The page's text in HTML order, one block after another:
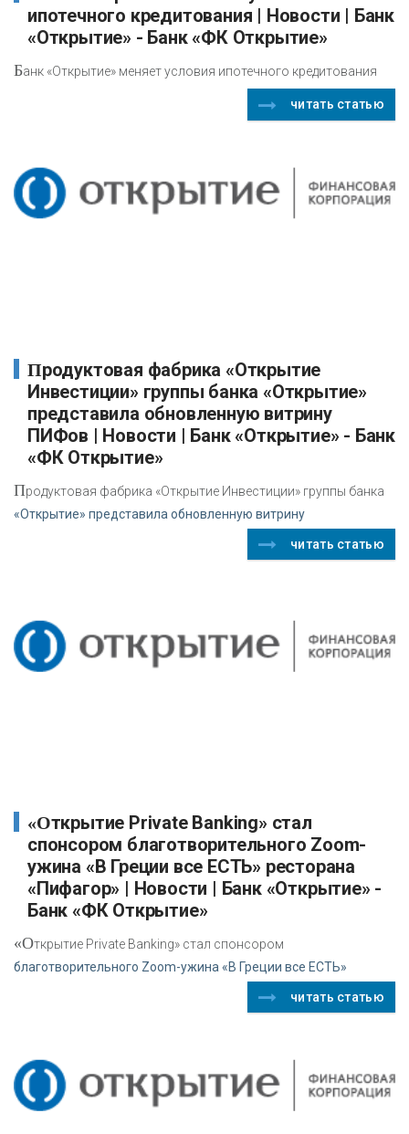
ипотечного кредитования | Новости | Банк
«Открытие» - Банк «ФК Открытие»
Банк «Открытие» меняет условия ипотечного кредитования
читать статью
Продуктовая фабрика «Открытие
Инвестиции» группы банка «Открытие»
представила обновленную витрину
ПИФов | Новости | Банк «Открытие» - Банк
«ФК Открытие»
Продуктовая фабрика «Открытие Инвестиции» группы банка
«Открытие» представила обновленную витрину
читать статью
«Открытие Private Banking» стал
спонсором благотворительного Zoom-
ужина «В Греции все ЕСТЬ» ресторана
«Пифагор» | Новости | Банк «Открытие» -
Банк «ФК Открытие»
«Открытие Private Banking» стал спонсором
благотворительного Zoom-ужина «В Греции все ЕСТЬ»
читать статью